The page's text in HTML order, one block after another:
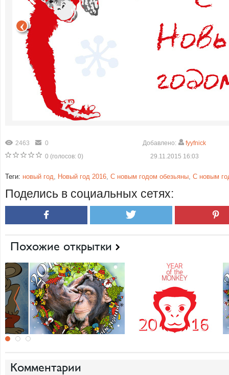
2463
0
0 (голосов: 0)
Добавлено:
fyyfnick
29.11.2015 16:03
Теги: новый год, Новый год 2016, С новым годом обезьяны, С новым
Поделись в социальных сетях:
Похожие открытки
Комментарии